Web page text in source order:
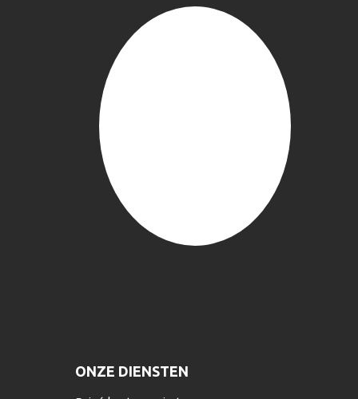
ONZE DIENSTEN